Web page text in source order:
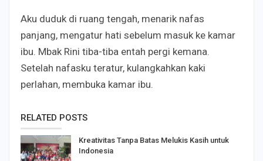
Aku duduk di ruang tengah, menarik nafas
panjang, mengatur hati sebelum masuk ke kamar
ibu. Mbak Rini tiba-tiba entah pergi kemana.
Setelah nafasku teratur, kulangkahkan kaki
perlahan, membuka kamar ibu.
RELATED POSTS
Kreativitas Tanpa Batas Melukis Kasih untuk
Indonesia